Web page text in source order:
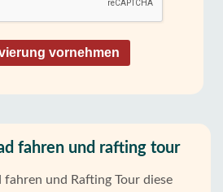
vornehmen
fahren und rafting tour
fahren und Rafting Tour diese